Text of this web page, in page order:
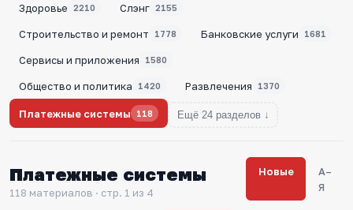
Здоровье 2210 Слэнг 2155
Строительство и ремонт 1778 Банковские услуги 1681
Сервисы и приложения 1580
Общество и политика 1420 Развлечения 1370
Платежные системы 118 Ещё 24 разделов ↓
Платежные системы
118 материалов · стр. 1 из 4
Новые
А–
Я